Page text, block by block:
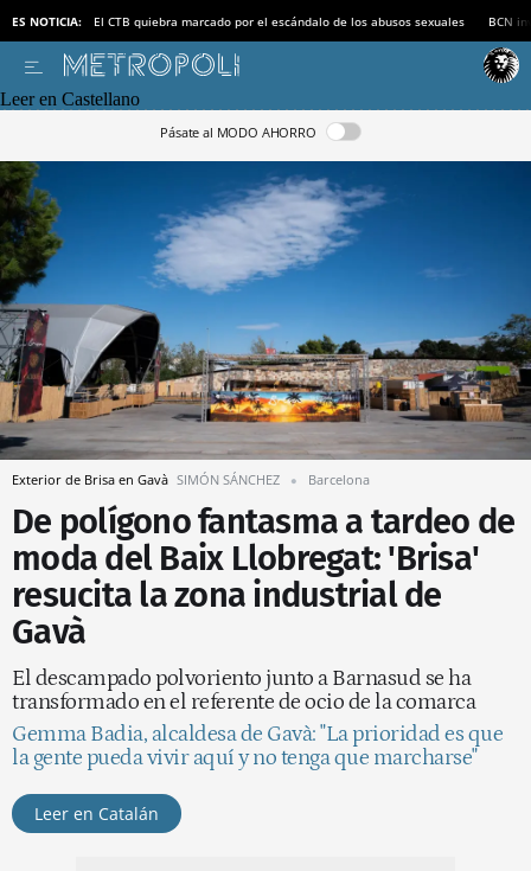
ES NOTICIA: El CTB quiebra marcado por el escándalo de los abusos sexuales BCN
Leer en Castellano
Pásate al MODO AHORRO
Exterior de Brisa en Gavà SIMÓN SÁNCHEZ Barcelona
De polígono fantasma a tardeo de
moda del Baix Llobregat: 'Brisa'
resucita la zona industrial de
Gavà
El descampado polvoriento junto a Barnasud se ha
transformado en el referente de ocio de la comarca
Gemma Badia, alcaldesa de Gavà: "La prioridad es que
la gente pueda vivir aquí y no tenga que marcharse"
Leer en Catalán